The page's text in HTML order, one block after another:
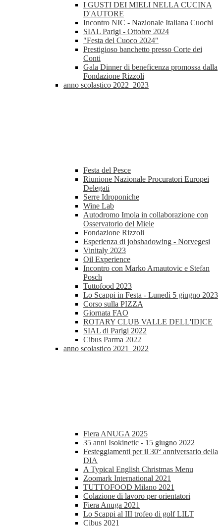
I GUSTI DEI MIELI NELLA CUCINA
D'AUTORE
Incontro NIC - Nazionale Italiana Cuochi
SIAL Parigi - Ottobre 2024
"Festa del Cuoco 2024"
Prestigioso banchetto presso Corte dei
Conti
Gala Dinner di beneficenza promossa dalla
Fondazione Rizzoli
anno scolastico 2022_2023
Festa del Pesce
Riunione Nazionale Procuratori Europei
Delegati
Serre Idroponiche
Wine Lab
Autodromo Imola in collaborazione con
Osservatorio del Miele
Fondazione Rizzoli
Esperienza di jobshadowing - Norvegesi
Vinitaly 2023
Oil Experience
Incontro con Marko Arnautovic e Stefan
Posch
Tuttofood 2023
Lo Scappi in Festa - Lunedì 5 giugno 2023
Corso sulla PIZZA
Giornata FAO
ROTARY CLUB VALLE DELL'IDICE
SIAL di Parigi 2022
Cibus Parma 2022
anno scolastico 2021_2022
Fiera ANUGA 2025
35 anni Isokinetic - 15 giugno 2022
Festeggiamenti per il 30° anniversario della
DIA
A Typical English Christmas Menu
Zoomark International 2021
TUTTOFOOD Milano 2021
Colazione di lavoro per orientatori
Fiera Anuga 2021
Lo Scappi al III trofeo di golf LILT
Cibus 2021